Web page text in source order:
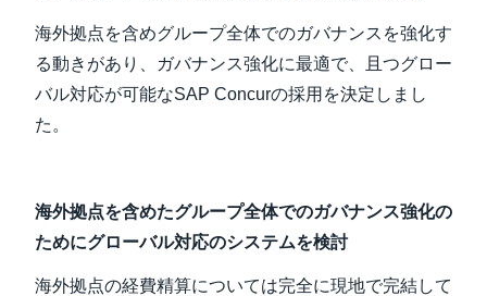
海外拠点を含めグループ全体でのガバナンスを強化す
る動きがあり、ガバナンス強化に最適で、且つグロー
バル対応が可能なSAP Concurの採用を決定しまし
た。
海外拠点を含めたグループ全体でのガバナンス強化の
ためにグローバル対応のシステムを検討
海外拠点の経費精算については完全に現地で完結して